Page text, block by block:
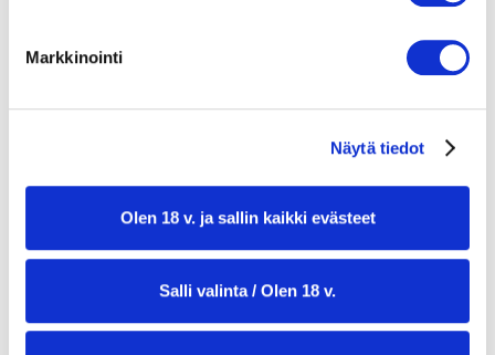
Markkinointi
Näytä tiedot
Olen 18 v. ja sallin kaikki evästeet
Salli valinta / Olen 18 v.
valmistusaika:20 min
annosmäärä: 4